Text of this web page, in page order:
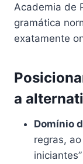
Academia de
gramática
exatamente
a
Domínio
regras,